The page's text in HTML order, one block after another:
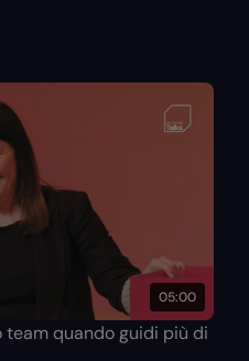
05:00
quando guidi più di